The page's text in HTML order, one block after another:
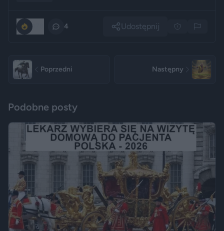
4 Udostępnij
Poprzedni Następny
Podobne posty